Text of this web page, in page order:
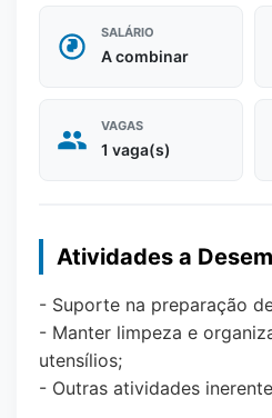
SALÁRIO
A combinar
VAGAS
1 vaga(s)
Atividades a
- Suporte na preparação
- Manter limpeza e
utensílios;
- Outras atividades